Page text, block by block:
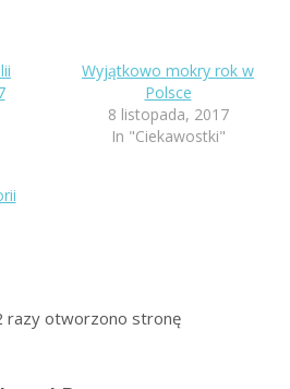
Wyjątkowo mokry rok w
Polsce
8 listopada, 2017
In "Ciekawostki"
razy otworzono stronę